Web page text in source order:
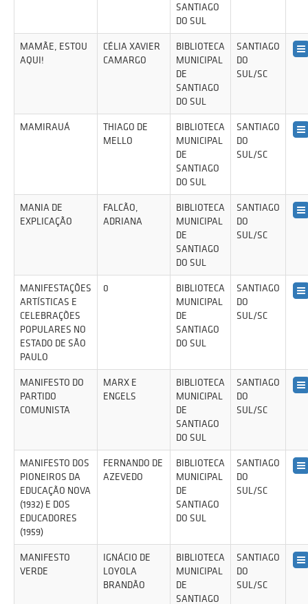
SANTIAGO
DO SUL
MAMÃE, ESTOU
AQUI!
CÉLIA XAVIER
CAMARGO
BIBLIOTECA
MUNICIPAL
DE
SANTIAGO
DO SUL
SANTIAGO
DO
SUL/SC
MAMIRAUÁ
THIAGO DE
MELLO
BIBLIOTECA
MUNICIPAL
DE
SANTIAGO
DO SUL
SANTIAGO
DO
SUL/SC
MANIA DE
EXPLICAÇÃO
FALCÃO,
ADRIANA
BIBLIOTECA
MUNICIPAL
DE
SANTIAGO
DO SUL
SANTIAGO
DO
SUL/SC
MANIFESTAÇÕES
ARTÍSTICAS E
CELEBRAÇÕES
POPULARES NO
ESTADO DE SÃO
PAULO
0
BIBLIOTECA
MUNICIPAL
DE
SANTIAGO
DO SUL
SANTIAGO
DO
SUL/SC
MANIFESTO DO
PARTIDO
COMUNISTA
MARX E
ENGELS
BIBLIOTECA
MUNICIPAL
DE
SANTIAGO
DO SUL
SANTIAGO
DO
SUL/SC
MANIFESTO DOS
PIONEIROS DA
EDUCAÇÃO NOVA
(1932) E DOS
EDUCADORES
(1959)
FERNANDO DE
AZEVEDO
BIBLIOTECA
MUNICIPAL
DE
SANTIAGO
DO SUL
SANTIAGO
DO
SUL/SC
MANIFESTO
VERDE
IGNÁCIO DE
LOYOLA
BRANDÃO
BIBLIOTECA
MUNICIPAL
DE
SANTIAGO
SANTIAGO
DO
SUL/SC